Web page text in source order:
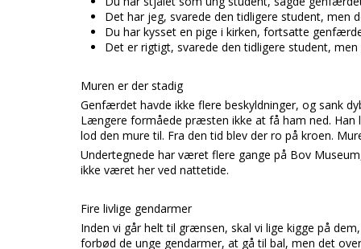
Det har jeg, svarede den tidligere student, men
Du har kysset en pige i kirken, fortsatte
Det er rigtigt, svarede den tidligere student,
Muren er der stadig
Genfærdet havde ikke flere beskyldninger, og sank
Længere formåede præsten ikke at få ham ned.
lod den mure til. Fra den tid blev der ro på kroen.
Undertegnede har været flere gange på Bov
ikke været her ved nattetide.
Fire livlige gendarmer
Inden vi går helt til grænsen, skal vi lige kigge på
forbød de unge gendarmer, at gå til bal, men det